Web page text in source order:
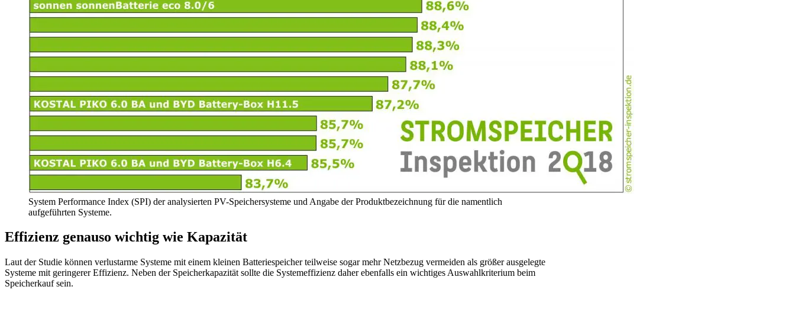
System Performance Index (SPI) der analysierten PV-Speichersysteme und Angabe der Produktbezeichnung für die namentlich
aufgeführten Systeme.
Effizienz genauso wichtig wie Kapazität
Laut der Studie können verlustarme Systeme mit einem kleinen Batteriespeicher teilweise sogar mehr Netzbezug vermeiden als größer ausgelegte
Systeme mit geringerer Effizienz. Neben der Speicherkapazität sollte die Systemeffizienz daher ebenfalls ein wichtiges Auswahlkriterium beim
Speicherkauf sein.